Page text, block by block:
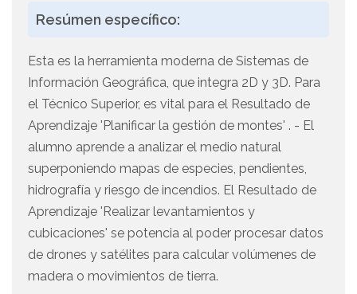
Resúmen específico:
Esta es la herramienta moderna de Sistemas de
Información Geográfica, que integra 2D y 3D. Para
el Técnico Superior, es vital para el Resultado de
Aprendizaje 'Planificar la gestión de montes' . - El
alumno aprende a analizar el medio natural
superponiendo mapas de especies, pendientes,
hidrografía y riesgo de incendios. El Resultado de
Aprendizaje 'Realizar levantamientos y
cubicaciones' se potencia al poder procesar datos
de drones y satélites para calcular volúmenes de
madera o movimientos de tierra.